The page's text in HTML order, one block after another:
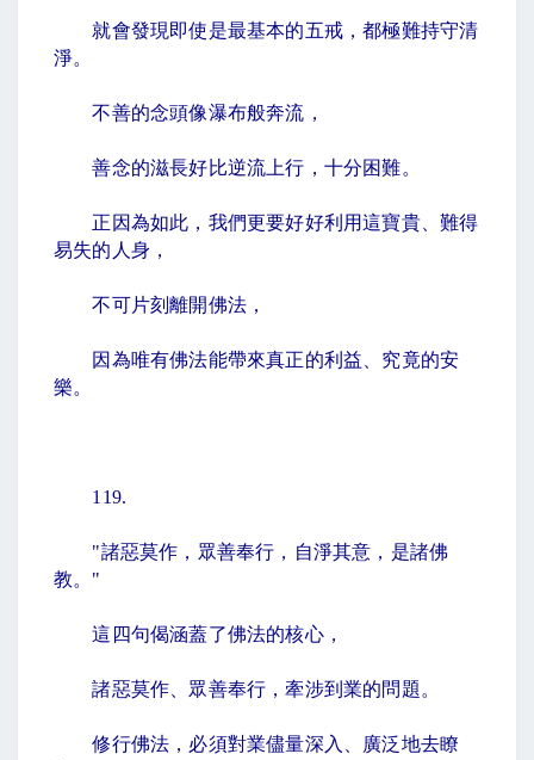
就會發現即使是最基本的五戒，都極難持守清
淨。
不善的念頭像瀑布般奔流，
善念的滋長好比逆流上行，十分困難。
正因為如此，我們更要好好利用這寶貴、難得
易失的人身，
不可片刻離開佛法，
因為唯有佛法能帶來真正的利益、究竟的安
樂。
119.
"諸惡莫作，眾善奉行，自淨其意，是諸佛
教。 "
這四句偈涵蓋了佛法的核心，
諸惡莫作、眾善奉行，牽涉到業的問題。
修行佛法，必須對業儘量深入、廣泛地去瞭